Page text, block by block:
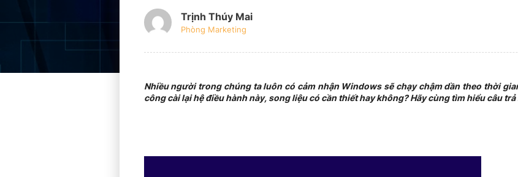
Trịnh Thúy Mai
Phòng Marketing
Nhiều người trong chúng ta luôn có cảm nhận Windows sẽ chạy chậm dần theo thời
công cài lại hệ điều hành này, song liệu có cần thiết hay không? Hãy cùng tìm hiểu câu